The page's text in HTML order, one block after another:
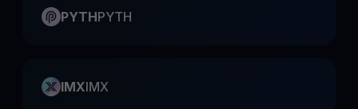
PYTHPYTH
IMXIMX